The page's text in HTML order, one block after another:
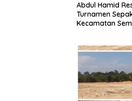
Abdul Hamid
Turnamen
Kecamatan